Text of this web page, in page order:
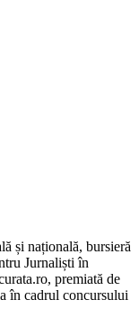
și națională, bursieră
Jurnaliști în
premiată de
în cadrul concursului